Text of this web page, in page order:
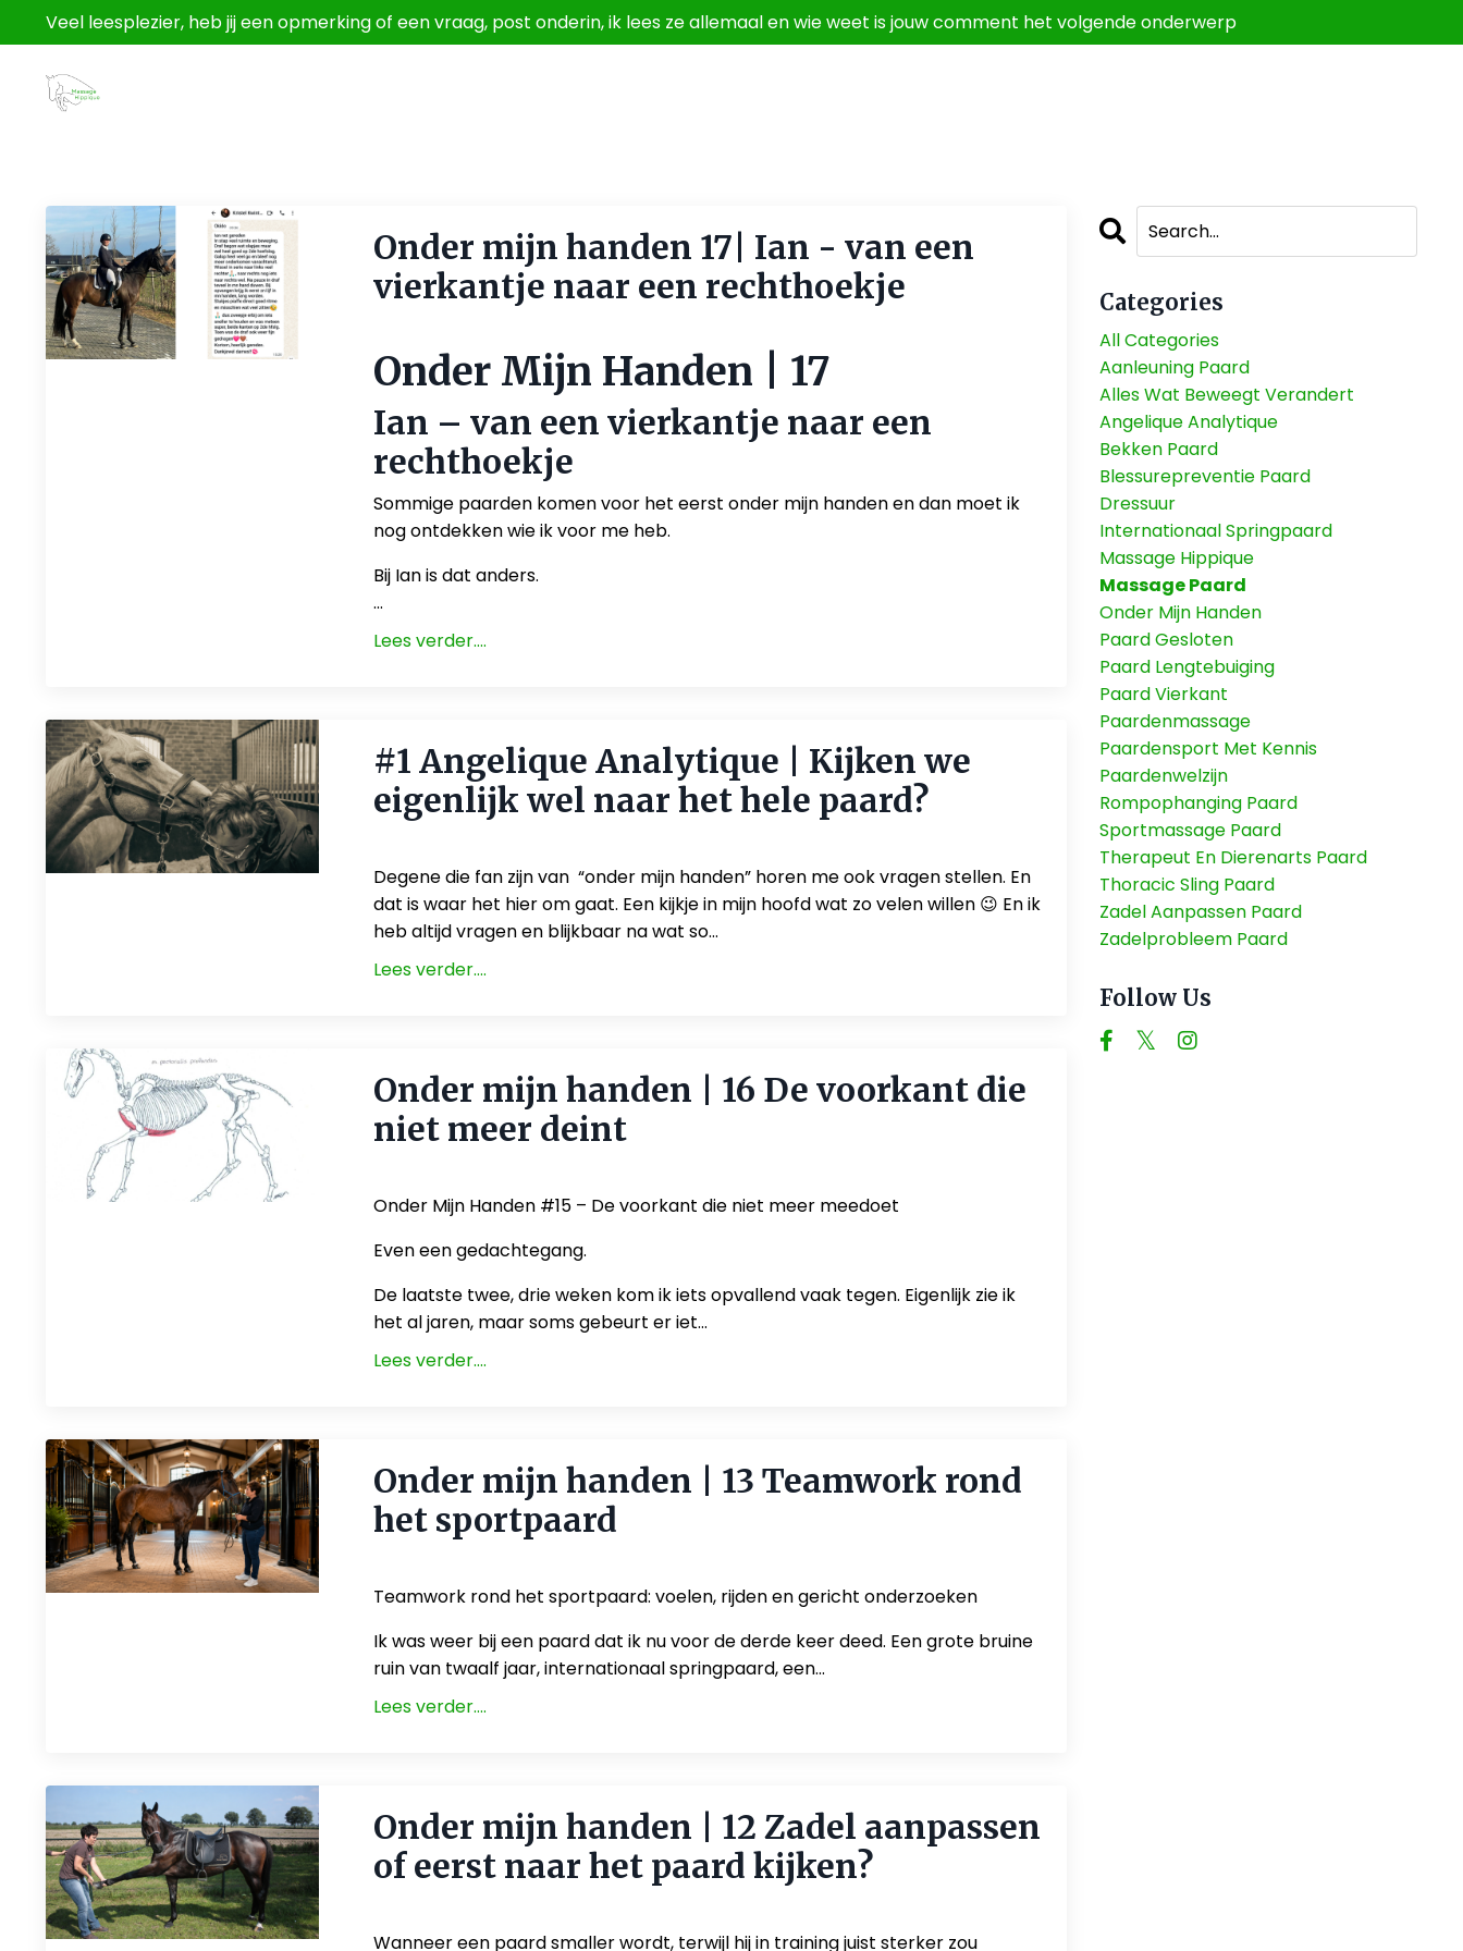
Veel leesplezier, heb jij een opmerking of een vraag, post onderin, ik lees ze allemaal en wie weet is jouw comment het volgende onderwerp
Onder mijn handen 17| Ian - van een
vierkantje naar een rechthoekje
Onder Mijn Handen | 17
Ian – van een vierkantje naar een
rechthoekje
Sommige paarden komen voor het eerst onder mijn handen en dan moet ik
nog ontdekken wie ik voor me heb.
Bij Ian is dat anders.
...
Lees verder....
#1 Angelique Analytique | Kijken we
eigenlijk wel naar het hele paard?
Degene die fan zijn van “onder mijn handen” horen me ook vragen stellen. En
dat is waar het hier om gaat. Een kijkje in mijn hoofd wat zo velen willen 😉 En ik
heb altijd vragen en blijkbaar na wat so...
Lees verder....
Onder mijn handen | 16 De voorkant die
niet meer deint
Onder Mijn Handen #15 – De voorkant die niet meer meedoet
Even een gedachtegang.
De laatste twee, drie weken kom ik iets opvallend vaak tegen. Eigenlijk zie ik
het al jaren, maar soms gebeurt er iet...
Lees verder....
Onder mijn handen | 13 Teamwork rond
het sportpaard
Teamwork rond het sportpaard: voelen, rijden en gericht onderzoeken
Ik was weer bij een paard dat ik nu voor de derde keer deed. Een grote bruine
ruin van twaalf jaar, internationaal springpaard, een...
Lees verder....
Onder mijn handen | 12 Zadel aanpassen
of eerst naar het paard kijken?
Wanneer een paard smaller wordt, terwijl hij in training juist sterker zou
Categories
All Categories
Aanleuning Paard
Alles Wat Beweegt Verandert
Angelique Analytique
Bekken Paard
Blessurepreventie Paard
Dressuur
Internationaal Springpaard
Massage Hippique
Massage Paard
Onder Mijn Handen
Paard Gesloten
Paard Lengtebuiging
Paard Vierkant
Paardenmassage
Paardensport Met Kennis
Paardenwelzijn
Rompophanging Paard
Sportmassage Paard
Therapeut En Dierenarts Paard
Thoracic Sling Paard
Zadel Aanpassen Paard
Zadelprobleem Paard
Follow Us